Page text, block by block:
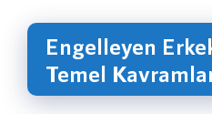
Engelleyen
Temel